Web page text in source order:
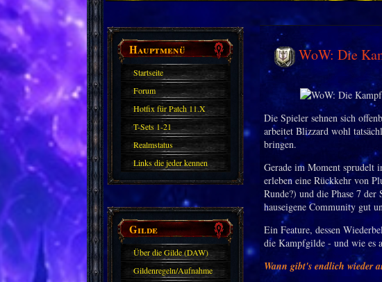
Hauptmenü
Startseite
Forum
Hotfix für Patch 11.X
T-Sets 1-21
Realmstatus
Links die jeder kennen
sollte?! Oder nicht?
Gilde
Über die Gilde (DAW)
Gildenregeln/Aufnahme
WoW: Die
Die Spieler sehnen sich
arbeitet Blizzard wohl
bringen.
Gerade im Moment sprudelt
erleben eine Rückkehr von
Runde?) und die Phase 7
hauseigene Community gut
Ein Feature, dessen
die Kampfgilde - und wie es
Wann gibt's endlich wieder